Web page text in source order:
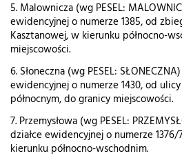
5. Malownicza (wg PESEL:
ewidencyjnej o numerze 1385, od
Kasztanowej, w kierunku północno-
miejscowości.
6. Słoneczna (wg PESEL:
ewidencyjnej o numerze 1430, od
północnym, do granicy miejscowości.
7. Przemysłowa (wg PESEL:
działce ewidencyjnej o numerze
kierunku północno-wschodnim.